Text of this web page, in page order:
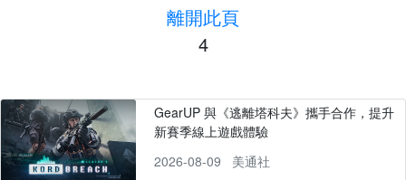
離開此頁
4
GearUP 與《逃離塔科夫》攜手合作，提升
新賽季線上遊戲體驗
2026-08-09
美通社